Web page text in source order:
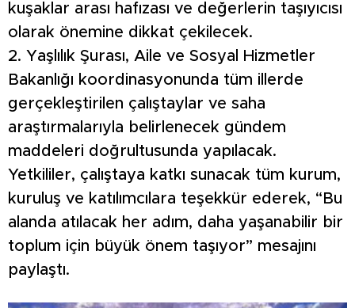
kuşaklar arası hafızası ve değerlerin taşıyıcısı
olarak önemine dikkat çekilecek.
2. Yaşlılık Şurası, Aile ve Sosyal Hizmetler
Bakanlığı koordinasyonunda tüm illerde
gerçekleştirilen çalıştaylar ve saha
araştırmalarıyla belirlenecek gündem
maddeleri doğrultusunda yapılacak.
Yetkililer, çalıştaya katkı sunacak tüm kurum,
kuruluş ve katılımcılara teşekkür ederek, “Bu
alanda atılacak her adım, daha yaşanabilir bir
toplum için büyük önem taşıyor” mesajını
paylaştı.